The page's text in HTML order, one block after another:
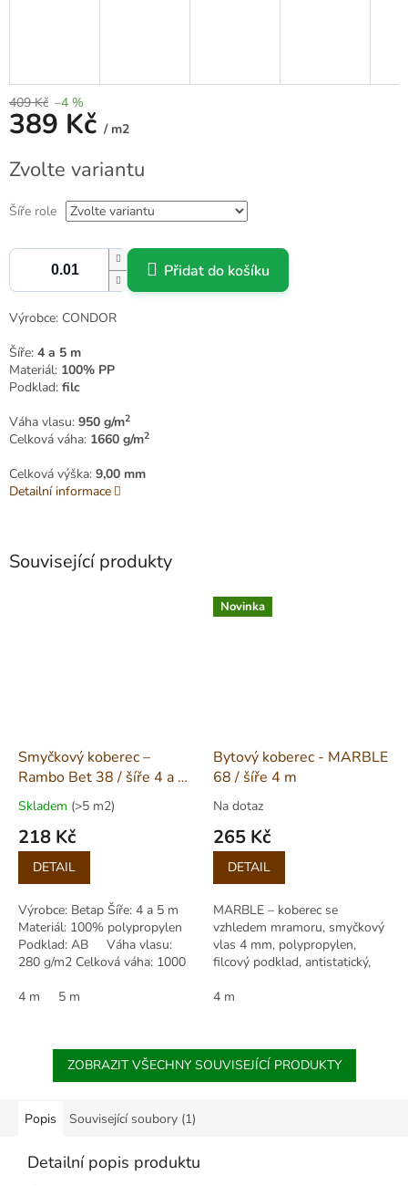
409 Kč –4 %
389 Kč / m2
cena:
Zvolte variantu
Šíře role
Přidat do košíku
Výrobce: CONDOR
Šíře: 4 a 5 m
Materiál: 100% PP
Podklad: filc
Váha vlasu: 950 g/m2
Celková váha: 1660 g/m2
Celková výška: 9,00 mm
Detailní informace
Související produkty
Smyčkový koberec –
Rambo Bet 38 / šíře 4 a 5
m
Skladem (>5 m2)
218 Kč
Měrná
cena:
DETAIL
Výrobce: Betap Šíře: 4 a 5 m
Materiál: 100% polypropylen
Podklad: AB Váha vlasu:
280 g/m2 Celková váha: 1000
4 m
5 m
Novinka
Bytový koberec - MARBLE
68 / šíře 4 m
Na dotaz
265 Kč
Měrná
cena:
DETAIL
MARBLE – koberec se
vzhledem mramoru, smyčkový
vlas 4 mm, polypropylen,
filcový podklad, antistatický,
cm.
4 m
ZOBRAZIT VŠECHNY SOUVISEJÍCÍ PRODUKTY
Popis Související soubory (1)
Detailní popis produktu